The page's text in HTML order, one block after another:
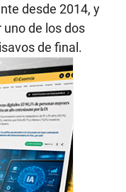
desde 2014, y
uno de los dos
de final.